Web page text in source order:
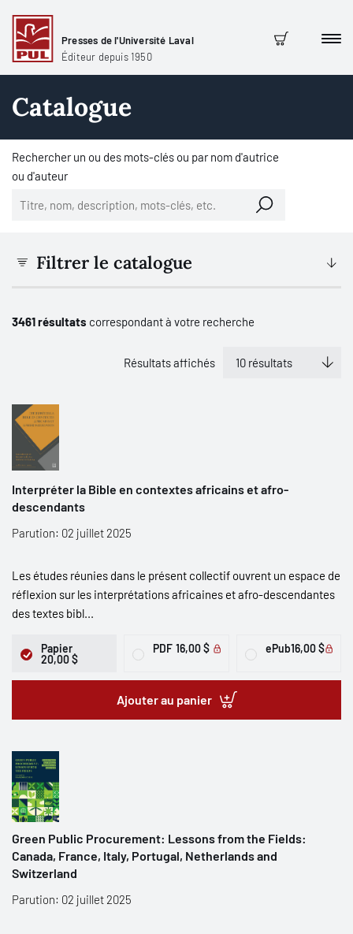
Presses de l'Université Laval
Éditeur depuis 1950
Panier
Catalogue
Rechercher un ou des mots-clés ou par nom d'autrice
ou d'auteur
Filtrer le catalogue
3461 résultats correspondant à votre recherche
Résultats affichés
Interpréter la Bible en contextes africains et afro-
descendants
Parution: 02 juillet 2025
Les études réunies dans le présent collectif ouvrent un espace de
réflexion sur les interprétations africaines et afro-descendantes
des textes bibl...
Papier
20,00 $
PDF 16,00 $ ePub16,00 $
Ajouter au panier
Green Public Procurement: Lessons from the Fields:
Canada, France, Italy, Portugal, Netherlands and
Switzerland
Parution: 02 juillet 2025